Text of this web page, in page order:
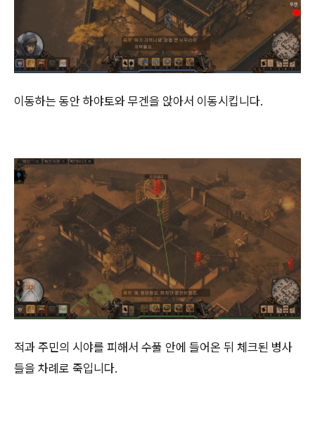
이동하는 동안 하야토와 무겐을 앉아서 이동시킵니다.
적과 주민의 시야를 피해서 수풀 안에 들어온 뒤 체크된 병사
들을 차례로 죽입니다.